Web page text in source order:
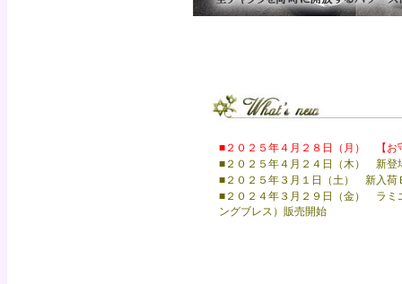
■２０２５年４月２８日（月） 【お
■２０２５年４月２４日（木） 新登
■２０２５年３月１日（土） 新入荷
■２０２４年３月２９日（金） ラミ
ングブレス）販売開始